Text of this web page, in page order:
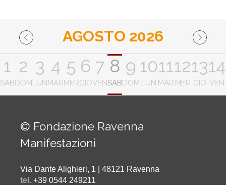
AGOSTO 2026
1
SAB
2
DOM
3
LUN
4
MAR
5
MER
6
GIO
7
VEN
8
SAB
9
DOM
10
LUN
11
MAR
12
MER
13
GIO
14
VEN
© Fondazione Ravenna
Manifestazioni
Via Dante Alighieri, 1 | 48121 Ravenna
tel. +39 0544 249211